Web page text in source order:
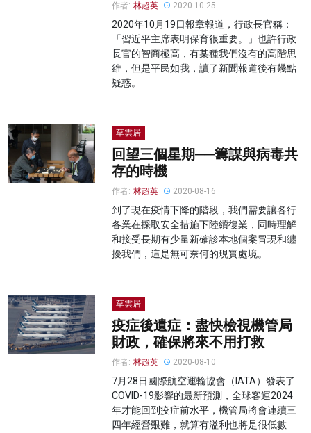
作者: 林超英 2020-10-25
2020年10月19日報章報道，行政長官稱：
「習近平主席表明保育很重要。」也許行政
長官的智商極高，有某種我們沒有的高階思
維，但是平民如我，讀了新聞報道後有幾點
疑惑。
草雲居
回望三個星期──籌謀與病毒共
存的時機
作者: 林超英 2020-08-16
到了現在疫情下降的階段，我們需要讓各行
各業在採取安全措施下陸續復業，同時理解
和接受長期有少量新確診本地個案冒現和纏
擾我們，這是無可奈何的現實處境。
草雲居
疫症後遺症：盡快檢視機管局
財政，確保將來不用打救
作者: 林超英 2020-08-10
7月28日國際航空運輸協會（IATA）發表了
COVID-19影響的最新預測，全球客運2024
年才能回到疫症前水平，機管局將會連續三
四年經營艱難，就算有溢利也將是很低數